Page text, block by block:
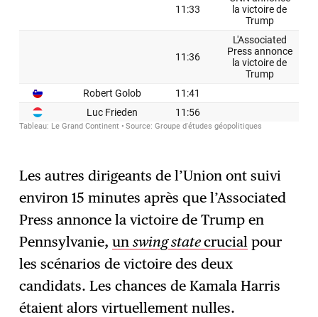
Les autres dirigeants de l’Union ont suivi
environ 15 minutes après que l’Associated
Press annonce la victoire de Trump en
Pennsylvanie,unswing statecrucial pour
les scénarios de victoire des deux
candidats. Les chances de Kamala Harris
étaient alors virtuellement nulles.